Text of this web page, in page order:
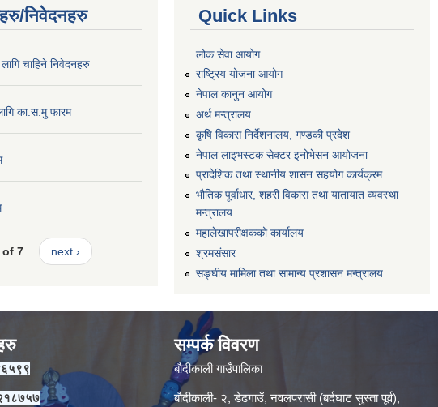
निवेदनहरु
चाहिने निवेदनहरु
का.स.मु फारम
of 7 next ›
Quick Links
लोक सेवा आयोग
राष्ट्रिय योजना आयोग
नेपाल कानुन आयोग
अर्थ मन्त्रालय
कृषि विकास निर्देशनालय, गण्डकी प्रदेश
नेपाल लाइभस्टक सेक्टर इनोभेसन आयोजना
प्रादेशिक तथा स्थानीय शासन सहयोग कार्यक्रम
भौतिक पूर्वाधार, शहरी विकास तथा यातायात व्यवस्था
मन्त्रालय
महालेखापरीक्षकको कार्यालय
श्रमसंसार
सङ्घीय मामिला तथा सामान्य प्रशासन मन्त्रालय
सम्पर्क विवरण
बौदीकाली गाउँपालिका
बौदीकाली- २, डेढगाउँ, नवलपरासी (बर्दघाट सुस्ता पूर्व),